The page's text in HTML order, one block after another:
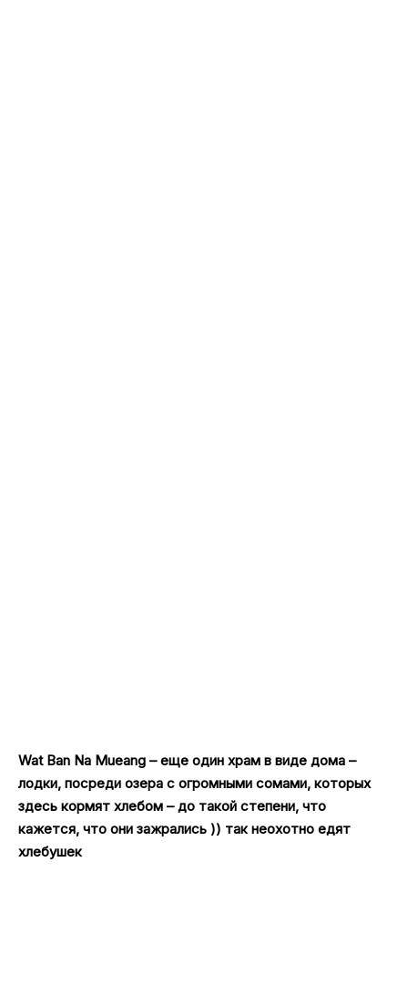
Wat Ban Na Mueang – еще один храм в виде дома –
лодки, посреди озера с огромными сомами, которых
здесь кормят хлебом – до такой степени, что
кажется, что они зажрались )) так неохотно едят
хлебушек